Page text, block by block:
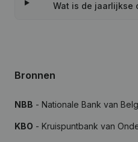
Wat is de jaarlijkse
Bronnen
NBB - Nationale Bank van
KBO - Kruispuntbank van